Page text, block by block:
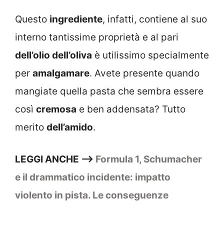
Questo ingrediente, infatti, contiene al suo
interno tantissime proprietà e al pari
dell’olio dell’oliva è utilissimo specialmente
per amalgamare. Avete presente quando
mangiate quella pasta che sembra essere
così cremosa e ben addensata? Tutto
merito dell’amido.
LEGGI ANCHE –> Formula 1, Schumacher
e il drammatico incidente: impatto
violento in pista. Le conseguenze